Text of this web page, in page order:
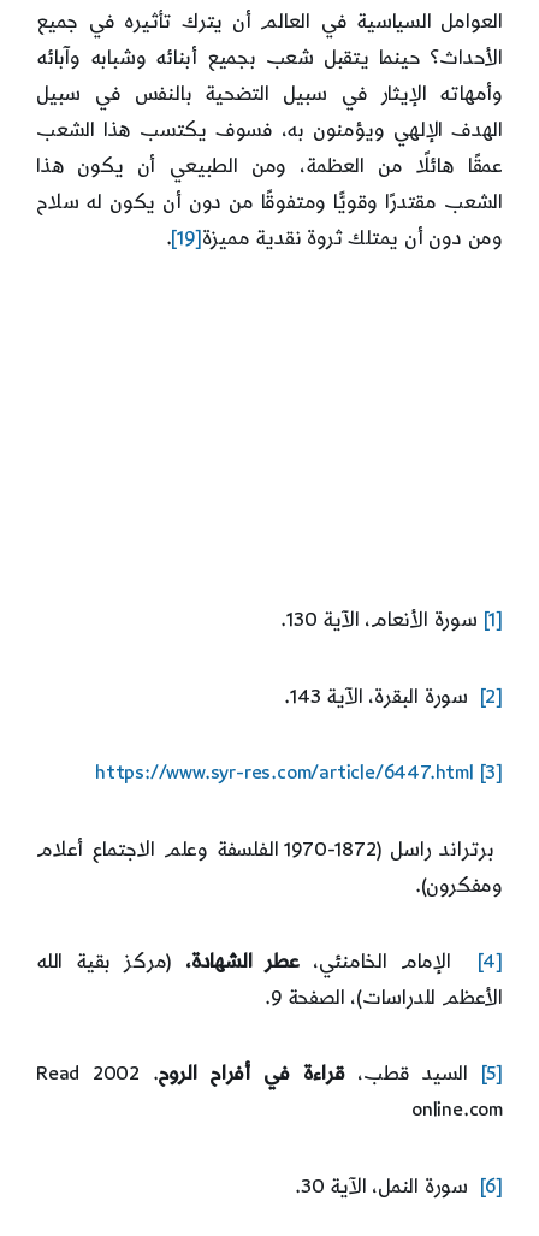
العوامل السياسية في العالم أن يترك تأثيره في جميع
الأحداث؟ حينما يتقبل شعب بجميع أبنائه وشبابه وآبائه
وأمهاته الإيثار في سبيل التضحية بالنفس في سبيل
الهدف الإلهي ويؤمنون به، فسوف يكتسب هذا الشعب
عمقًا هائلًا من العظمة، ومن الطبيعي أن يكون هذا
الشعب مقتدرًا وقويًّا ومتفوقًا من دون أن يكون له سلاح
ومن دون أن يمتلك ثروة نقدية مميزة [19]
.
[1] سورة الأنعام، الآية 130.
[2] سورة البقرة، الآية 143.
[3]
https://www.syr-res.com/article/6447.html
برتراند راسل (1872-1970 الفلسفة وعلم الاجتماع أعلام
ومفكرون).
[4] الإمام الخامنئي،عطر الشهادة، (مركز بقية الله
الأعظم للدراسات)، الصفحة 9.
[5] السيد قطب،قراءة في أفراح الروح
. 2002 Read
online.com
[6] سورة النمل، الآية 30.